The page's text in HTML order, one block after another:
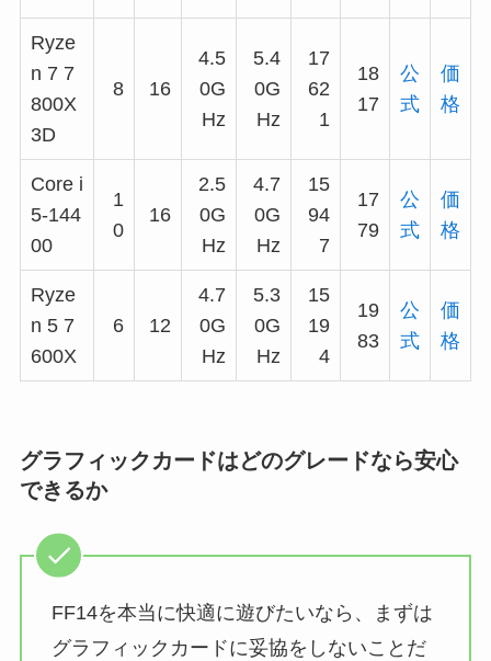
Ryze
n 7 7
800X
3D
8 16
4.5
0G
Hz
5.4
0G
Hz
17
62
1
18
17
公
式
価
格
Core i
5-144
00
1
0
16
2.5
0G
Hz
4.7
0G
Hz
15
94
7
17
79
公
式
価
格
Ryze
n 5 7
600X
6 12
4.7
0G
Hz
5.3
0G
Hz
15
19
4
19
83
公
式
価
格
グラフィックカードはどのグレードなら安心
できるか
FF14を本当に快適に遊びたいなら、まずは
グラフィックカードに妥協をしないことだ